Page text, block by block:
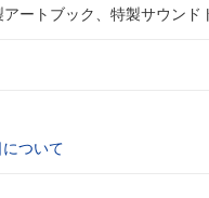
アートブック、特製サウン
ついて